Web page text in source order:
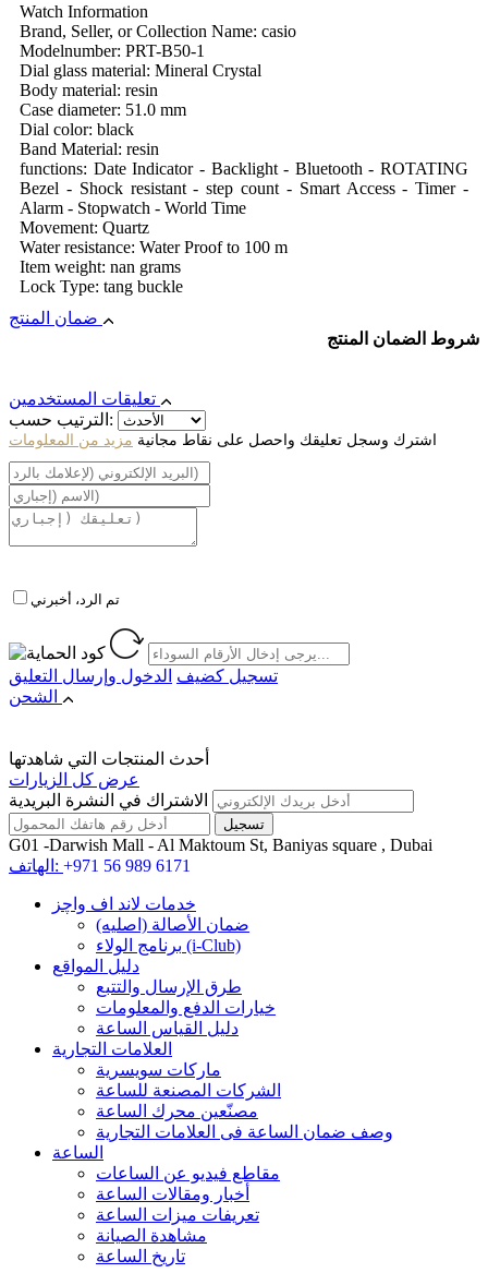
Watch Information
Brand, Seller, or Collection Name: casio
Modelnumber: PRT-B50-1
Dial glass material: Mineral Crystal
Body material: resin
Case diameter: 51.0 mm
Dial color: black
Band Material: resin
functions: Date Indicator - Backlight - Bluetooth - ROTATING
Bezel - Shock resistant - step count - Smart Access - Timer -
Alarm - Stopwatch - World Time
Movement: Quartz
Water resistance: Water Proof to 100 m
Item weight: nan grams
Lock Type: tang buckle
شروط الضمان المنتج
الترتيب حسب:
اشترك وسجل تعليقك واحصل على نقاط مجانية مزيد من المعلومات
تم الرد، أخبرني
تسجيل كضيف الدخول وإرسال التعليق
أحدث المنتجات التي شاهدتها
عرض كل الزيارات
الاشتراك في النشرة البريدية
G01 -Darwish Mall - Al Maktoum St, Baniyas square , Dubai
الهاتف: +971 56 989 6171
خدمات لاند اف واچز
ضمان الأصالة (اصلیه)
برنامج الولاء (i-Club)
دليل المواقع
طرق الإرسال والتتبع
خيارات الدفع والمعلومات
دليل القياس الساعة
العلامات التجارية
ماركات سويسرية
الشركات المصنعة للساعة
مصنّعين محرك الساعة
وصف ضمان الساعة فی العلامات التجارية
الساعة
مقاطع فيديو عن الساعات
أخبار ومقالات الساعة
تعريفات ميزات الساعة
مشاهدة الصيانة
تاريخ الساعة